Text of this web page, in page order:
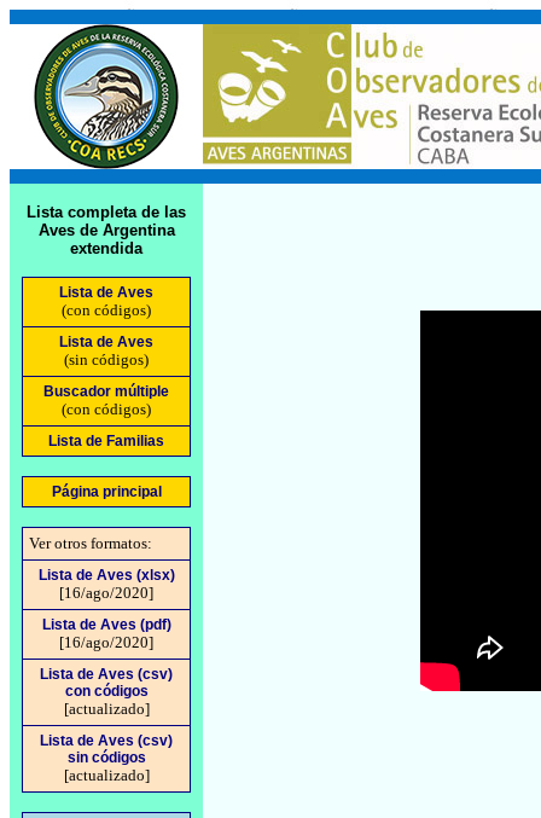
Lista completa de las
Aves de Argentina
extendida
Lista de Aves
(con códigos)
Lista de Aves
(sin códigos)
Buscador múltiple
(con códigos)
Lista de Familias
Página principal
Ver otros formatos:
Lista de Aves (xlsx)
[16/ago/2020]
Lista de Aves (pdf)
[16/ago/2020]
Lista de Aves (csv)
con códigos
[actualizado]
Lista de Aves (csv)
sin códigos
[actualizado]